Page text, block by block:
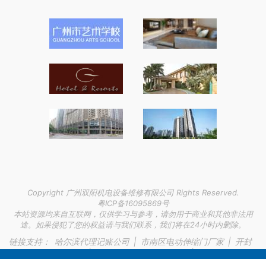
Copyright 广州双阳机电设备维修有限公司 Rights Reserved.
粤ICP备16095869号
本站资源均来自互联网，仅供学习与参考，请勿用于商业和其他非法用
途。如果侵犯了您的权益请与我们联系，我们将在24小时内删除。
链接支持： 哈尔滨代理记账公司 | 市南区电动伸缩门厂家 | 开封